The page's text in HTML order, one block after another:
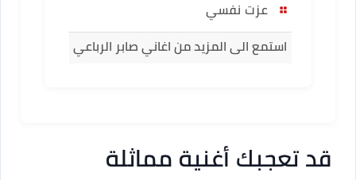
عزت نفسي
استمع الى المزيد من اغاني صابر الرباعي
قد تعجبك أغنية مماثلة